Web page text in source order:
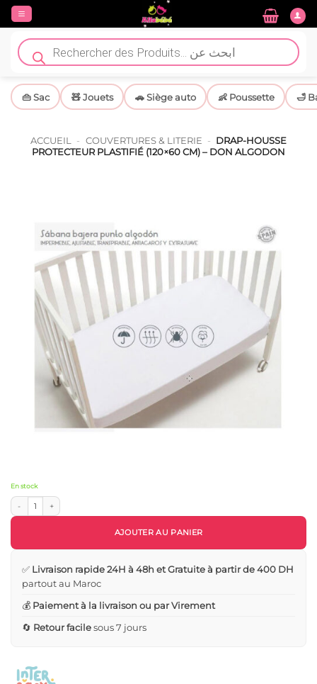
Passer
contenu
Recherche
de
produits
👜 Sac 🧸 Jouets 🚗 Siège auto 👶 Poussette 🛁
ACCUEIL - COUVERTURES & LITERIE - DRAP-HOUSSE
PROTECTEUR PLASTIFIÉ (120×60 CM) – DON ALGODON
En stock
quantité de Drap-Housse Protecteur Plastifié (120x60 cm) - Don Algodon
AJOUTER AU PANIER
✅ Livraison rapide 24H à 48h et Gratuite à partir de 400 DH
partout au Maroc
💰 Paiement à la livraison ou par Virement
🔄 Retour facilesous 7 jours